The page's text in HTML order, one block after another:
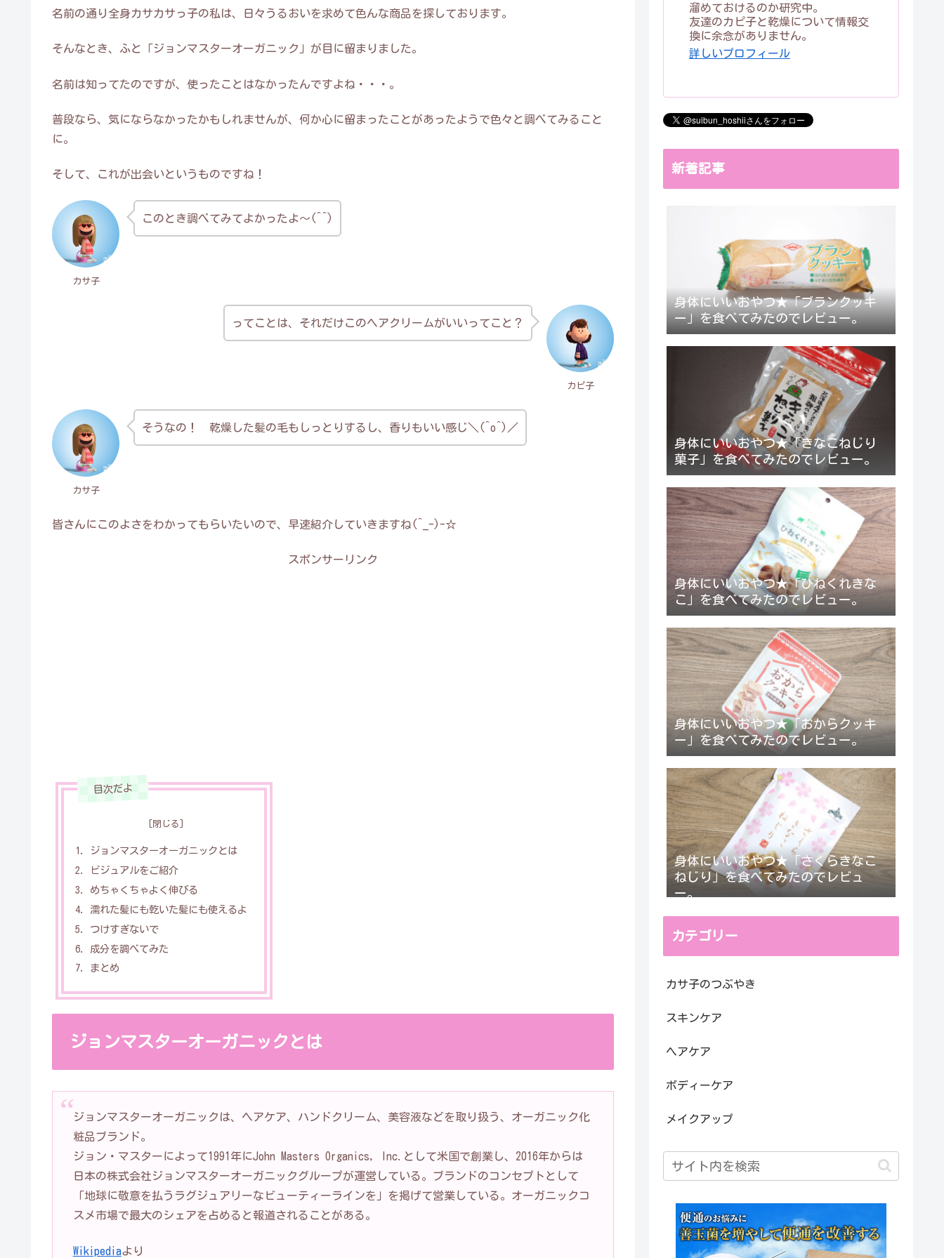
名前の通り全身カサカサっ子の私は、日々うるおいを求めて色んな商品を探しております。
そんなとき、ふと「ジョンマスターオーガニック」が目に留まりました。
名前は知ってたのですが、使ったことはなかったんですよね・・・。
普段なら、気にならなかったかもしれませんが、何か心に留まったことがあったようで色々と調べてみること
に。
そして、これが出会いというものですね！
カサ子
このとき調べてみてよかったよ～(^^)
カピ子
ってことは、それだけこのヘアクリームがいいってこと？
カサ子
そうなの！ 乾燥した髪の毛もしっとりするし、香りもいい感じ＼(^o^)／
皆さんにこのよさをわかってもらいたいので、早速紹介していきますね(^_-)-☆
スポンサーリンク
ジョンマスターオーガニックとは
ビジュアルをご紹介
めちゃくちゃよく伸びる
濡れた髪にも乾いた髪にも使えるよ
つけすぎないで
成分を調べてみた
まとめ
ジョンマスターオーガニックとは
ジョンマスターオーガニックは、ヘアケア、ハンドクリーム、美容液などを取り扱う、オーガニック化
粧品ブランド。
ジョン・マスターによって1991年にJohn Masters Organics, Inc.として米国で創業し、2016年からは
日本の株式会社ジョンマスターオーガニックグループが運営している。ブランドのコンセプトとして
「地球に敬意を払うラグジュアリーなビューティーラインを」を掲げて営業している。オーガニックコ
スメ市場で最大のシェアを占めると報道されることがある。
Wikipediaより
溜めておけるのか研究中。
友達のカピ子と乾燥について情報交
換に余念がありません。
詳しいプロフィール
新着記事
身体にいいおやつ★「ブランクッキ
ー」を食べてみたのでレビュー。
身体にいいおやつ★「きなこねじり
菓子」を食べてみたのでレビュー。
身体にいいおやつ★「ひねくれきな
こ」を食べてみたのでレビュー。
身体にいいおやつ★「おからクッキ
ー」を食べてみたのでレビュー。
身体にいいおやつ★「さくらきなこ
ねじり」を食べてみたのでレビュ
ー。
カテゴリー
カサ子のつぶやき
スキンケア
ヘアケア
ボディーケア
メイクアップ